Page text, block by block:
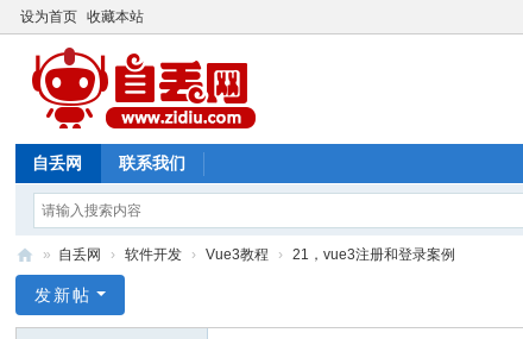
设为首页 收藏本站
自丢网 联系我们
丢
» 自丢网 › 软件开发 › Vue3教程 › 21，vue3注册和登录案例
发新帖